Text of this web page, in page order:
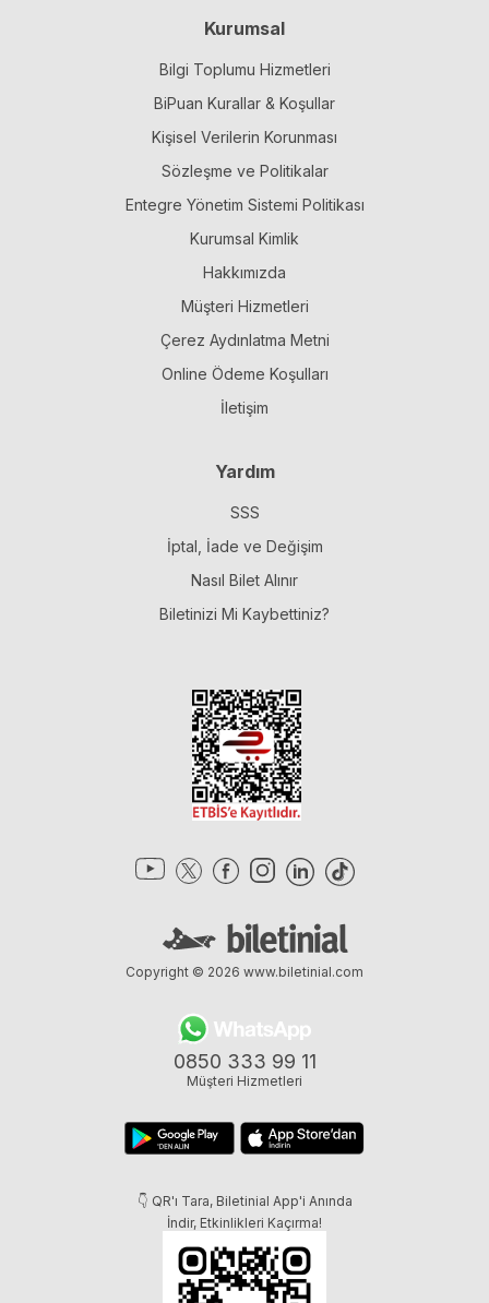
Kurumsal
Bilgi Toplumu Hizmetleri
BiPuan Kurallar & Koşullar
Kişisel Verilerin Korunması
Sözleşme ve Politikalar
Entegre Yönetim Sistemi Politikası
Kurumsal Kimlik
Hakkımızda
Müşteri Hizmetleri
Çerez Aydınlatma Metni
Online Ödeme Koşulları
İletişim
Yardım
SSS
İptal, İade ve Değişim
Nasıl Bilet Alınır
Biletinizi Mi Kaybettiniz?
0850 333 99 11
Müşteri Hizmetleri
👇 QR'ı Tara, Biletinial App'i Anında
İndir, Etkinlikleri Kaçırma!
Copyright © 2026 www.biletinial.com